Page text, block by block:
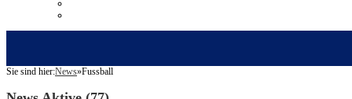
Sie sind hier:News»Fussball